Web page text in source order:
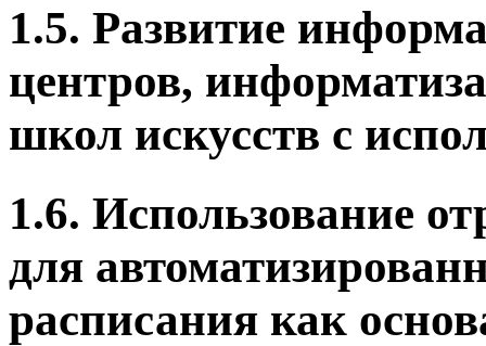
1.5. Развитие
центров,
школ искусств с
1.6. Использование
для
расписания как